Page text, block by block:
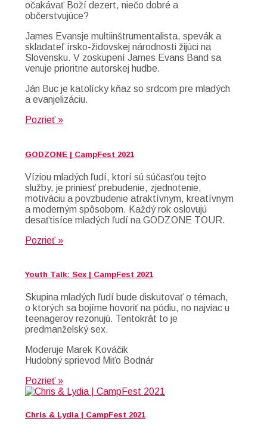
očakávať Boží dezert, niečo dobré a
občerstvujúce?
James Evansje multiinštrumentalista, spevák a
skladateľ írsko-židovskej národnosti žijúci na
Slovensku. V zoskupení James Evans Band sa
venuje prioritne autorskej hudbe.
Ján Buc je katolícky kňaz so srdcom pre mladých
a evanjelizáciu.
Pozrieť »
GODZONE | CampFest 2021
Víziou mladých ľudí, ktorí sú súčasťou tejto
služby, je priniesť prebudenie, zjednotenie,
motiváciu a povzbudenie atraktívnym, kreatívnym
a moderným spôsobom. Každý rok oslovujú
desaťtisíce mladých ľudí na GODZONE TOUR.
Pozrieť »
Youth Talk: Sex | CampFest 2021
Skupina mladých ľudí bude diskutovať o témach,
o ktorých sa bojíme hovoriť na pódiu, no najviac u
teenagerov rezonujú. Tentokrát to je
predmanželský sex.
Moderuje Marek Kováčik
Hudobný sprievod Miťo Bodnár
Pozrieť »
Chris & Lydia | CampFest 2021